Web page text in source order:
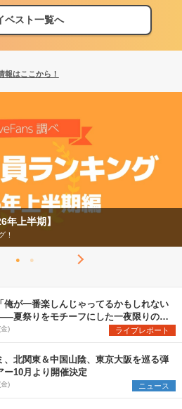
ベスト一覧へ
報はここから！
年上半期編発表！
報はここから！
が一番楽しんじゃってるかもしれない
夏祭りをモチーフにした一夜限りのス
イブ『色祭』レポート
) ライブレポート
、北関東＆中国山陰、東京大阪を巡る弾
ー10月より開催決定
) ニュース